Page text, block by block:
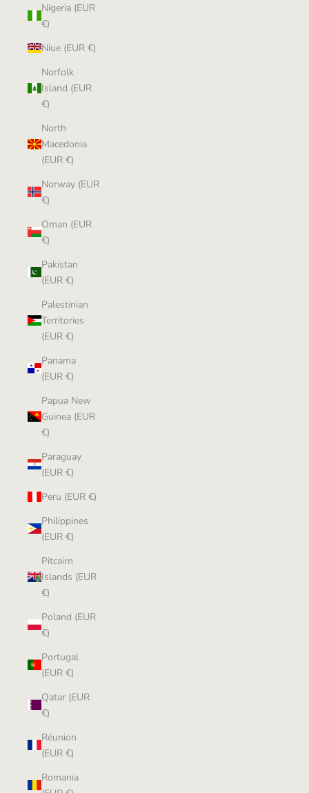
Nigeria (EUR
€)
Niue (EUR €)
Norfolk
Island (EUR
€)
North
Macedonia
(EUR €)
Norway (EUR
€)
Oman (EUR
€)
Pakistan
(EUR €)
Palestinian
Territories
(EUR €)
Panama
(EUR €)
Papua New
Guinea (EUR
€)
Paraguay
(EUR €)
Peru (EUR €)
Philippines
(EUR €)
Pitcairn
Islands (EUR
€)
Poland (EUR
€)
Portugal
(EUR €)
Qatar (EUR
€)
Réunion
(EUR €)
Romania